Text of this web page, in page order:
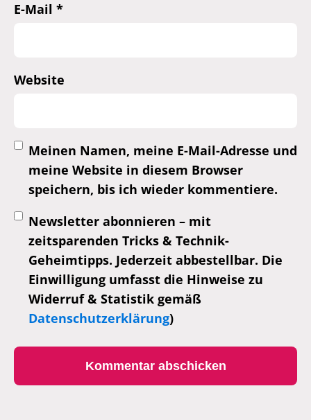
E-Mail *
Website
Meinen Namen, meine E-Mail-Adresse und
meine Website in diesem Browser
speichern, bis ich wieder kommentiere.
Newsletter abonnieren – mit
zeitsparenden Tricks & Technik-
Geheimtipps. Jederzeit abbestellbar. Die
Einwilligung umfasst die Hinweise zu
Widerruf & Statistik gemäß
Datenschutzerklärung)